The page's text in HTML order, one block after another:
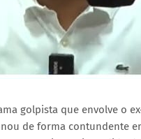
golpista que envolve o
de forma contundente